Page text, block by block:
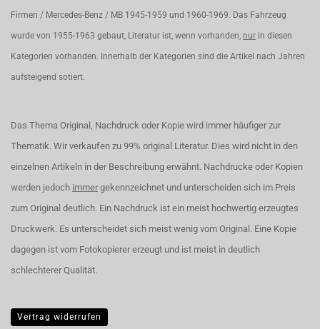
Firmen / Mercedes-Benz / MB 1945-1959 und 1960-1969. Das Fahrzeug
wurde von 1955-1963 gebaut, Literatur ist, wenn vorhanden, nur in diesen
Kategorien vorhanden. Innerhalb der Kategorien sind die Artikel nach Jahren
aufsteigend sotiert.
Das Thema Original, Nachdruck oder Kopie wird immer häufiger zur
Thematik. Wir verkaufen zu 99% original Literatur. Dies wird nicht in den
einzelnen Artikeln in der Beschreibung erwähnt. Nachdrucke oder Kopien
werden jedoch immer gekennzeichnet und unterscheiden sich im Preis
zum Original deutlich. Ein Nachdruck ist ein meist hochwertig erzeugtes
Druckwerk. Es unterscheidet sich meist wenig vom Original. Eine Kopie
dagegen ist vom Fotokopierer erzeugt und ist meist in deutlich
schlechterer Qualität.
Vertrag widerrufen